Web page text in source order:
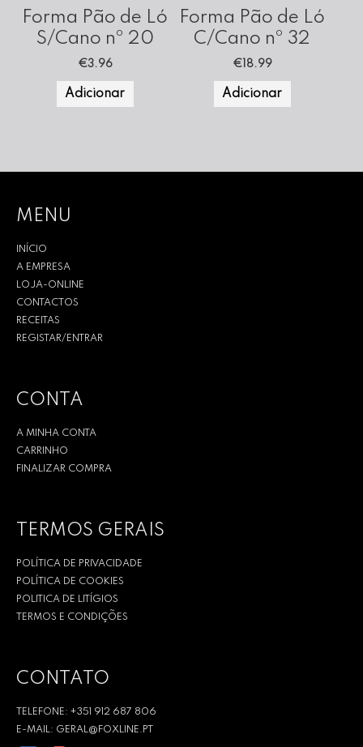
Forma Pão de Ló
S/Cano nº 20
€3.96
Adicionar
Forma Pão de Ló
C/Cano nº 32
€18.99
Adicionar
MENU
INÍCIO
A EMPRESA
LOJA-ONLINE
CONTACTOS
RECEITAS
REGISTAR/ENTRAR
CONTA
A MINHA CONTA
CARRINHO
FINALIZAR COMPRA
TERMOS GERAIS
POLÍTICA DE PRIVACIDADE
POLÍTICA DE COOKIES
POLITICA DE LITÍGIOS
TERMOS E CONDIÇÕES
CONTATO
TELEFONE: +351 912 687 806
E-MAIL: GERAL@FOXLINE.PT